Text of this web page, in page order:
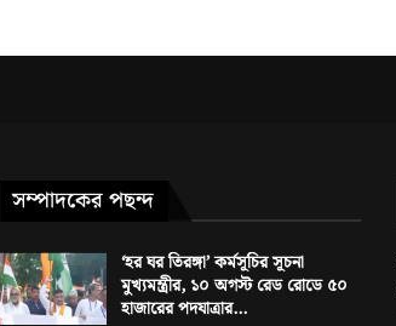
সম্পাদকের পছন্দ
‘হর ঘর তিরঙ্গা’ কর্মসূচির সূচনা
মুখ্যমন্ত্রীর, ১০ অগস্ট রেড রোডে ৫০
হাজারের পদযাত্রার...